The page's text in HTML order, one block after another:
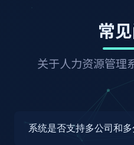
常
关于人力资源管理
系统是否支持多公司和